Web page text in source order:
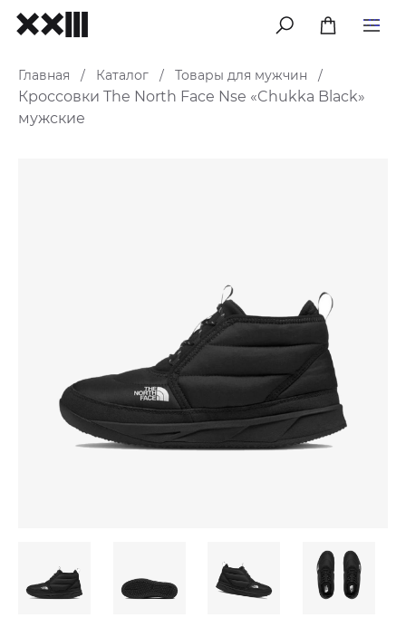
меню
Главная / Каталог / Товары для мужчин /
Кроссовки The North Face Nse «Chukka Black»
мужские